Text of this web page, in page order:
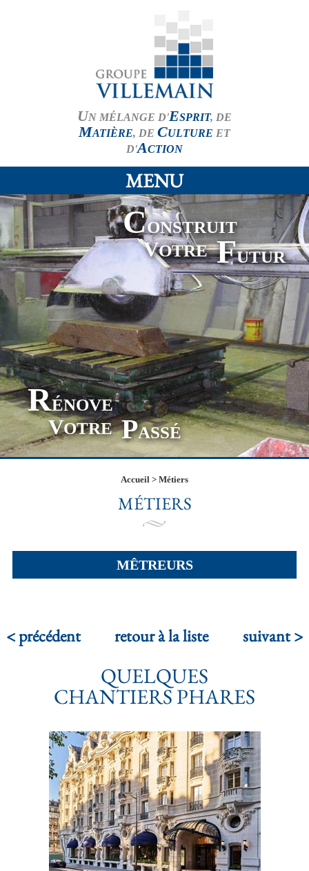
UN MÉLANGE D'ESPRIT, DE
MATIÈRE, DE CULTURE ET
D'ACTION
MENU
CONSTRUIT
VOTRE FUTUR
RÉNOVE
VOTRE PASSÉ
Accueil > Métiers
MÉTIERS
MÊTREURS
suivant >
< précédent retour à la liste
QUELQUES
CHANTIERS PHARES